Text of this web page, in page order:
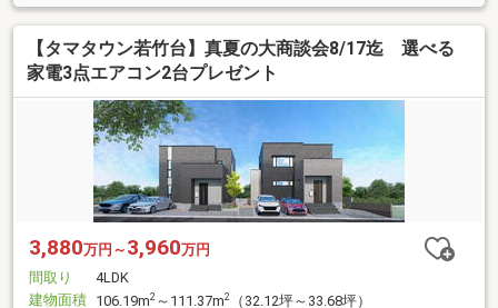
【タマタウン若竹台】真夏の大商談会8/17迄 選べる
家電3点エアコン2台プレゼント
3,880万円～ 3,960万円
間取り
4LDK
建物面積 106.19m2 ～111.37m2
（32.12坪～33.68坪）